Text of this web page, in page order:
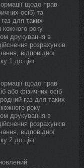
щодо прав
осіб) та
для таких
кожного року
друкування в
розрахунків
відповідної
1 до цієї
щодо прав
або фізичних осіб
газ для таких
року
друкування в
розрахунків
відповідної
2 до цієї